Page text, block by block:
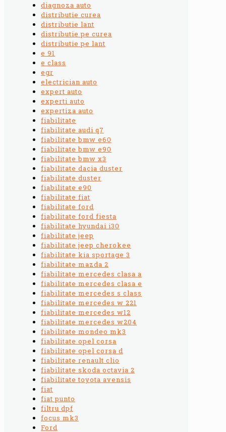
diagnoza auto
distributie curea
distributie lant
distributie pe curea
distributie pe lant
e 91
e class
egr
electrician auto
expert auto
experti auto
expertiza auto
fiabilitate
fiabilitate audi q7
fiabilitate bmw e60
fiabilitate bmw e90
fiabilitate bmw x3
fiabilitate dacia duster
fiabilitate duster
fiabilitate e90
fiabilitate fiat
fiabilitate ford
fiabilitate ford fiesta
fiabilitate hyundai i30
fiabilitate jeep
fiabilitate jeep cherokee
fiabilitate kia sportage 3
fiabilitate mazda 2
fiabilitate mercedes clasa a
fiabilitate mercedes clasa e
fiabilitate mercedes s class
fiabilitate mercedes w 221
fiabilitate mercedes w12
fiabilitate mercedes w204
fiabilitate mondeo mk3
fiabilitate opel corsa
fiabilitate opel corsa d
fiabilitate renault clio
fiabilitate skoda octavia 2
fiabilitate toyota avensis
fiat
fiat punto
filtru dpf
focus mk3
Ford